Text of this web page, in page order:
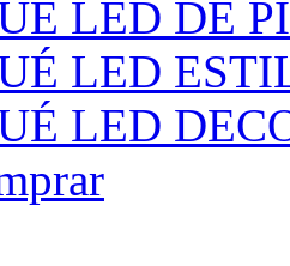
LED DE
LED
LED